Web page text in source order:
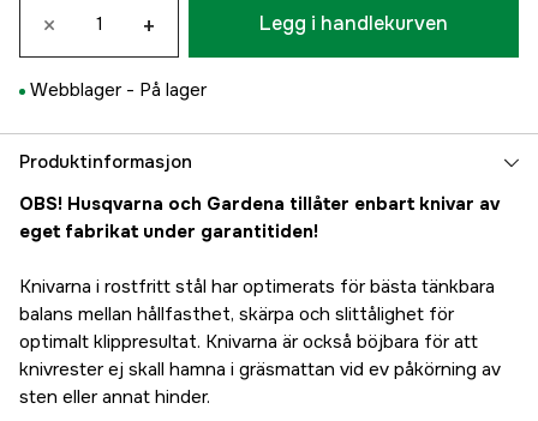
× + Legg i handlekurven
Webblager - På lager
Produktinformasjon
OBS! Husqvarna och Gardena tillåter enbart knivar av
eget fabrikat under garantitiden!
Knivarna i rostfritt stål har optimerats för bästa tänkbara
balans mellan hållfasthet, skärpa och slittålighet för
optimalt klippresultat. Knivarna är också böjbara för att
knivrester ej skall hamna i gräsmattan vid ev påkörning av
sten eller annat hinder.